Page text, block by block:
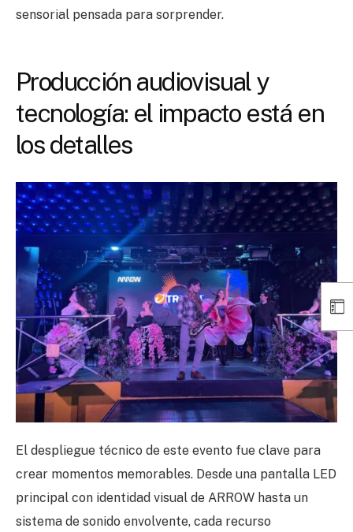
sensorial pensada para sorprender.
Producción audiovisual y
tecnología: el impacto está en
los detalles
El despliegue técnico de este evento fue clave para
crear momentos memorables. Desde una pantalla LED
principal con identidad visual de ARROW hasta un
sistema de sonido envolvente, cada recurso